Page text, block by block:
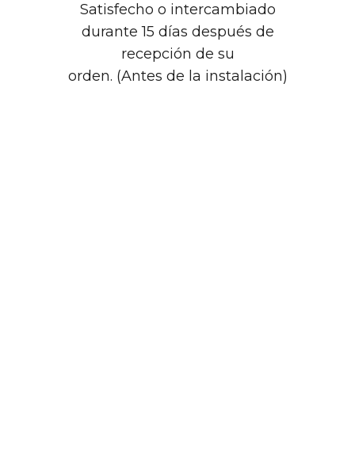
Satisfecho o intercambiado
durante 15 días después de
recepción de su
orden. (Antes de la instalación)